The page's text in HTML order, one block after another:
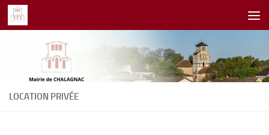
Skip to content
LOCATION PRIVÉE